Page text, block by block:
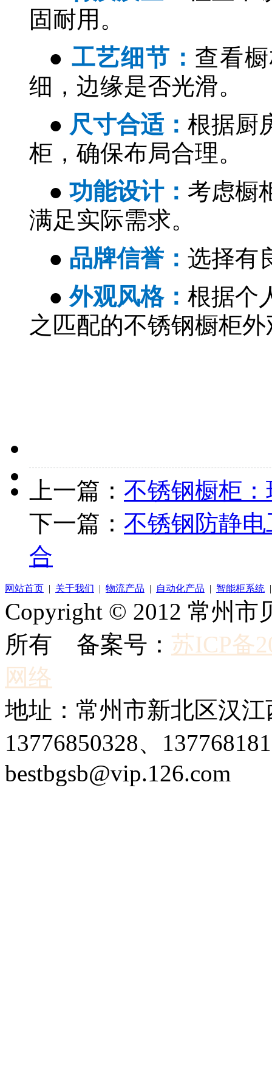
固耐用。
● 工艺细节： 查看
细，边缘是否光滑。
● 尺寸合适： 根据厨
柜，确保布局合理。
● 功能设计： 考虑橱
满足实际需求。
● 品牌信誉： 选择有
●外观风格： 根据个
之匹配的不锈钢橱柜
上一篇： 不锈钢橱柜
下一篇： 不锈钢防静
合
网站首页 | 关于我们 | 物流产品 | 自动化产品 | 智能柜系统
Copyright © 2012 常州
所有 备案号： 苏ICP备
网络
地址：常州市新北区汉
13776850328、
bestbgsb@vip.126.com